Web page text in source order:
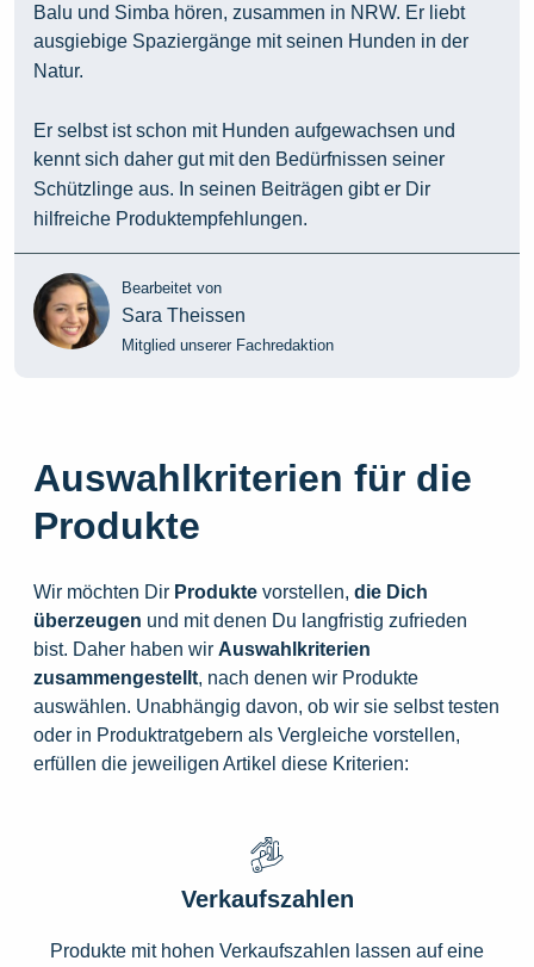
Balu und Simba hören, zusammen in NRW. Er liebt
ausgiebige Spaziergänge mit seinen Hunden in der
Natur.
Er selbst ist schon mit Hunden aufgewachsen und
kennt sich daher gut mit den Bedürfnissen seiner
Schützlinge aus. In seinen Beiträgen gibt er Dir
hilfreiche Produktempfehlungen.
Bearbeitet von
Sara Theissen
Mitglied unserer Fachredaktion
Auswahlkriterien für die
Produkte
Wir möchten Dir Produkte vorstellen, die Dich
überzeugen und mit denen Du langfristig zufrieden
bist. Daher haben wir Auswahlkriterien
zusammengestellt, nach denen wir Produkte
auswählen. Unabhängig davon, ob wir sie selbst testen
oder in Produktratgebern als Vergleiche vorstellen,
erfüllen die jeweiligen Artikel diese Kriterien:
Verkaufszahlen
Produkte mit hohen Verkaufszahlen lassen auf eine